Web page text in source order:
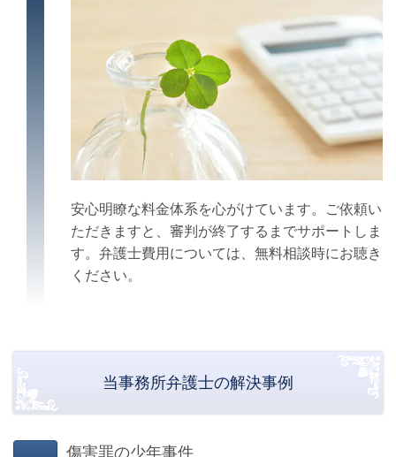
安心明瞭な料金体系を心がけています。
ご依頼い
ただきますと、審判が終了するまでサポートしま
す。弁護士費用については、無料相談時にお聴き
ください。
当事務所弁護士の解決事例
傷害罪の少年事件